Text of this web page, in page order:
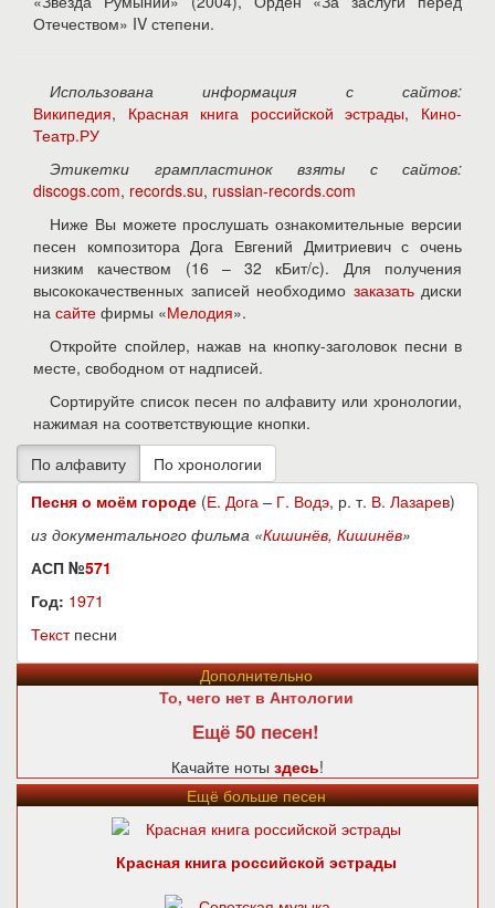
Отечеством» IV степени.
Использована информация с сайтов:
Википедия, Красная книга российской эстрады, Кино-
Театр.РУ
Этикетки грампластинок взяты с сайтов:
discogs.com, records.su, russian-records.com
Ниже Вы можете прослушать ознакомительные версии
песен композитора Дога Евгений Дмитриевич с очень
низким качеством (16 – 32 кБит/с). Для получения
высококачественных записей необходимо заказатьдиски
на сайте фирмы «Мелодия».
Откройте спойлер, нажав на кнопку-заголовок песни в
месте, свободном от надписей.
Сортируйте список песен по алфавиту или хронологии,
нажимая на соответствующие кнопки.
Песня о моём городе (Е. Дога – Г. Водэ, р. т. В. Лазарев)
из документального фильма «Кишинёв, Кишинёв»
АСП №571
Год: 1971
Текстпесни
Дополнительно
То, чего нет в Антологии
Ещё 50 песен!
Качайте ноты здесь!
Ещё больше песен
Красная книга российской эстрады